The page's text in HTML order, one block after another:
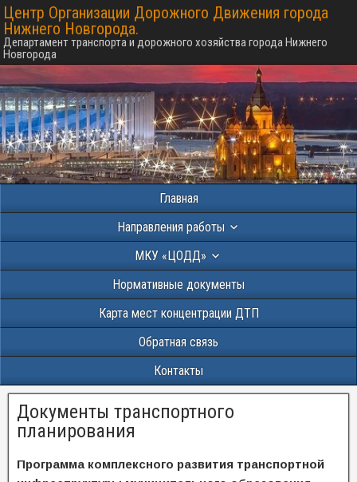
Центр Организации Дорожного Движения города
Нижнего Новгорода.
Департамент транспорта и дорожного хозяйства города Нижнего
Новгорода
Главная
Направления работы
МКУ «ЦОДД»
Нормативные документы
Карта мест концентрации ДТП
Обратная связь
Контакты
Документы транспортного
планирования
Программа комплексного развития транспортной